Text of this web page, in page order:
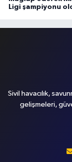
Ligi şampiyonu
Sivil havacılık,
gelişmeleri,